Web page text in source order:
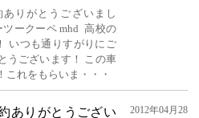
りがとうございまし
ツークーペ mhd 高校の
いつも通りすがりにご
うございます！ この車
これをもらいま・・・
ありがとうござい
2012年04月28